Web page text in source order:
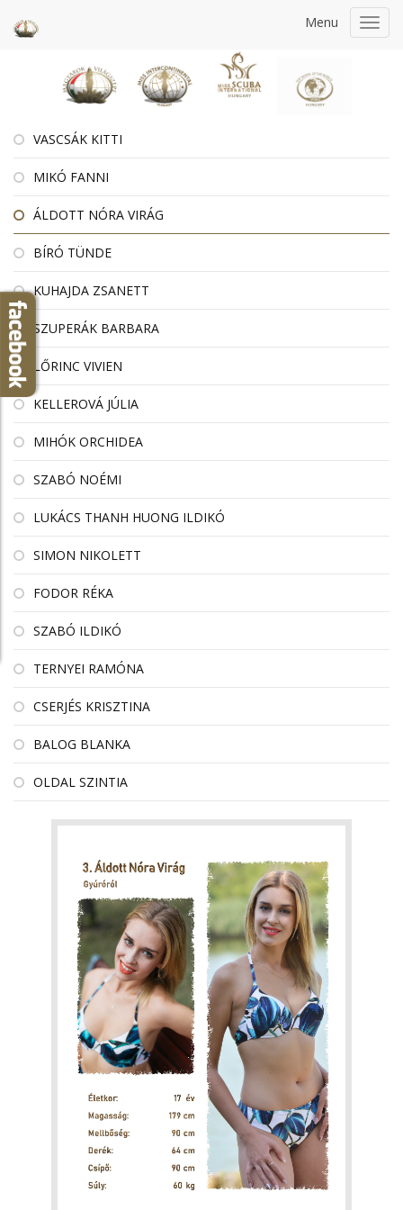
Menu
VASCSÁK KITTI
MIKÓ FANNI
ÁLDOTT NÓRA VIRÁG
BÍRÓ TÜNDE
KUHAJDA ZSANETT
SZUPERÁK BARBARA
LŐRINC VIVIEN
KELLEROVÁ JÚLIA
MIHÓK ORCHIDEA
SZABÓ NOÉMI
LUKÁCS THANH HUONG ILDIKÓ
SIMON NIKOLETT
FODOR RÉKA
SZABÓ ILDIKÓ
TERNYEI RAMÓNA
CSERJÉS KRISZTINA
BALOG BLANKA
OLDAL SZINTIA